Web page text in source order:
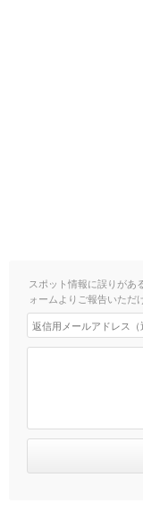
スポット情報に誤りがあ
ォームよりご報告いただ